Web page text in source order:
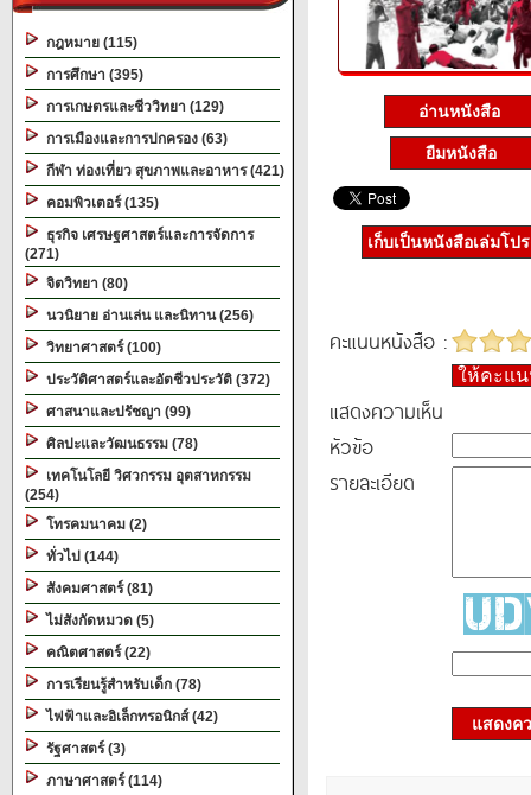
กฎหมาย (115)
การศึกษา (395)
การเกษตรและชีววิทยา (129)
การเมืองและการปกครอง (63)
กีฬา ท่องเที่ยว สุขภาพและอาหาร (421)
คอมพิวเตอร์ (135)
ธุรกิจ เศรษฐศาสตร์และการจัดการ
(271)
จิตวิทยา (80)
นวนิยาย อ่านเล่น และนิทาน (256)
วิทยาศาสตร์ (100)
ประวัติศาสตร์และอัตชีวประวัติ (372)
ศาสนาและปรัชญา (99)
ศิลปะและวัฒนธรรม (78)
เทคโนโลยี วิศวกรรม อุตสาหกรรม
(254)
โทรคมนาคม (2)
ทั่วไป (144)
สังคมศาสตร์ (81)
ไม่สังกัดหมวด (5)
คณิตศาสตร์ (22)
การเรียนรู้สำหรับเด็ก (78)
ไฟฟ้าและอิเล็กทรอนิกส์ (42)
รัฐศาสตร์ (3)
ภาษาศาสตร์ (114)
อ่านหนังสือ
ยืมหนังสือ
เก็บเป็นหนังสือเล่มโป
คะแนนหนังสือ :
ให้คะแ
แสดงความเห็น
หัวข้อ
รายละเอียด
แสดงค